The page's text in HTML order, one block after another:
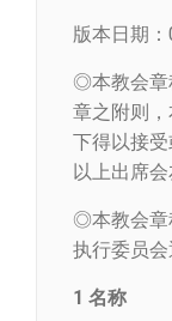
版本日期
◎本教会章
章之附则
下得以接
以上出席会
◎本教会章
执行委员会
1 名称